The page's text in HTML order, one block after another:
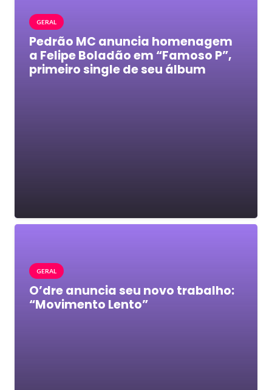
GERAL
Pedrão MC anuncia homenagem
a Felipe Boladão em “Famoso P”,
primeiro single de seu álbum
GERAL
O’dre anuncia seu novo trabalho:
“Movimento Lento”